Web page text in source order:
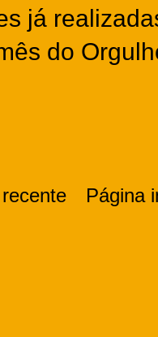
já
do
Página